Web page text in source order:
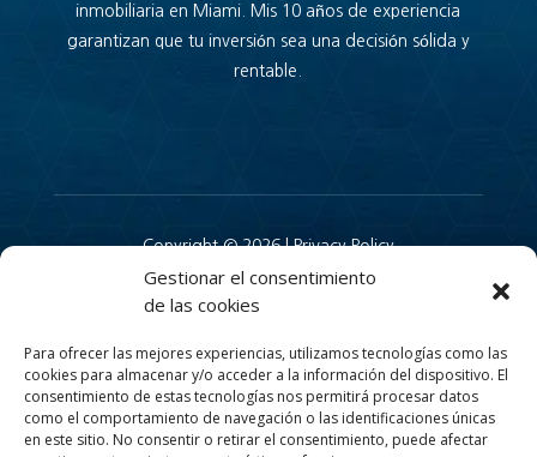
Gestionar el consentimiento
de las cookies
Para ofrecer las mejores experiencias, utilizamos tecnologías como las
cookies para almacenar y/o acceder a la información del dispositivo. El
consentimiento de estas tecnologías nos permitirá procesar datos
como el comportamiento de navegación o las identificaciones únicas
en este sitio. No consentir o retirar el consentimiento, puede afectar
inmobiliaria en Miami. Mis 10 años de experiencia
garantizan que tu inversión sea una decisión sólida y
rentable.
Copyright © 2026 |Privacy Policy
Mariangelica Torres Real Estate Agent